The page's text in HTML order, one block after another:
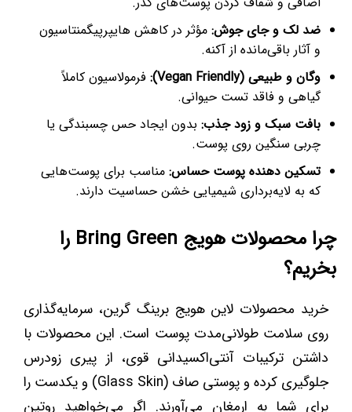
ضد لک و جای جوش: مؤثر در کاهش هایپرپیگمنتاسیون
و آثار باقی‌مانده از آکنه.
وگان و طبیعی (Vegan Friendly):
فرمولاسیون کاملاً
گیاهی و فاقد تست حیوانی.
بافت سبک و زود جذب: بدون ایجاد حس چسبندگی یا
چربی سنگین روی پوست.
تسکین دهنده پوست حساس: مناسب برای پوست‌هایی
که به لایه‌برداری شیمیایی خشن حساسیت دارند.
چرا محصولات هویج Bring Green را
بخریم؟
خرید محصولات لاین هویج برینگ گرین، سرمایه‌گذاری
روی سلامت طولانی‌مدت پوست است. این محصولات با
داشتن ترکیبات آنتی‌اکسیدانی قوی، از پیری زودرس
جلوگیری کرده و پوستی صاف (Glass Skin) و یکدست را
برای شما به ارمغان می‌آورند. اگر می‌خواهید روتین